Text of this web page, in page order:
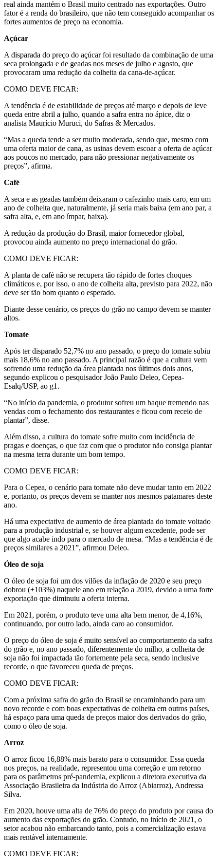
real ainda mantém o Brasil muito centrado nas exportações. Outro
fator é a renda do brasileiro, que não tem conseguido acompanhar os
fortes aumentos de preço na economia.
Açúcar
A disparada do preço do açúcar foi resultado da combinação de uma
seca prolongada e de geadas nos meses de julho e agosto, que
provocaram uma redução da colheita da cana-de-açúcar.
COMO DEVE FICAR:
A tendência é de estabilidade de preços até março e depois de leve
queda entre abril a julho, quando a safra entra no ápice, diz o
analista Maurício Muruci, do Safras & Mercados.
“Mas a queda tende a ser muito moderada, sendo que, mesmo com
uma oferta maior de cana, as usinas devem escoar a oferta de açúcar
aos poucos no mercado, para não pressionar negativamente os
preços”, afirma.
Café
A seca e as geadas também deixaram o cafezinho mais caro, em um
ano de colheita que, naturalmente, já seria mais baixa (em ano par, a
safra alta, e, em ano ímpar, baixa).
A redução da produção do Brasil, maior fornecedor global,
provocou ainda aumento no preço internacional do grão.
COMO DEVE FICAR:
A planta de café não se recupera tão rápido de fortes choques
climáticos e, por isso, o ano de colheita alta, previsto para 2022, não
deve ser tão bom quanto o esperado.
Diante desse cenário, os preços do grão no campo devem se manter
altos.
Tomate
Após ter disparado 52,7% no ano passado, o preço do tomate subiu
mais 18,6% no ano passado. A principal razão é que a cultura vem
sofrendo uma redução da área plantada nos últimos dois anos,
segundo explicou o pesquisador João Paulo Deleo, Cepea-
Esalq/USP, ao g1.
“No início da pandemia, o produtor sofreu um baque tremendo nas
vendas com o fechamento dos restaurantes e ficou com receio de
plantar”, disse.
Além disso, a cultura do tomate sofre muito com incidência de
pragas e doenças, o que faz com que o produtor não consiga plantar
na mesma terra durante um bom tempo.
COMO DEVE FICAR:
Para o Cepea, o cenário para tomate não deve mudar tanto em 2022
e, portanto, os preços devem se manter nos mesmos patamares deste
ano.
Há uma expectativa de aumento de área plantada do tomate voltado
para a produção industrial e, se houver algum excedente, pode ser
que algo acabe indo para o mercado de mesa. “Mas a tendência é de
preços similares a 2021”, afirmou Deleo.
Óleo de soja
O óleo de soja foi um dos vilões da inflação de 2020 e seu preço
dobrou (+103%) naquele ano em relação a 2019, devido a uma forte
exportação que diminuiu a oferta interna.
Em 2021, porém, o produto teve uma alta bem menor, de 4,16%,
continuando, por outro lado, ainda caro ao consumidor.
O preço do óleo de soja é muito sensível ao comportamento da safra
do grão e, no ano passado, diferentemente do milho, a colheita de
soja não foi impactada tão fortemente pela seca, sendo inclusive
recorde, o que favoreceu queda de preços.
COMO DEVE FICAR:
Com a próxima safra do grão do Brasil se encaminhando para um
novo recorde e com boas expectativas de colheita em outros países,
há espaço para uma queda de preços maior dos derivados do grão,
como o óleo de soja.
Arroz
O arroz ficou 16,88% mais barato para o consumidor. Essa queda
nos preços, na realidade, representou uma correção e um retorno
para os parâmetros pré-pandemia, explicou a diretora executiva da
Associação Brasileira da Indústria do Arroz (Abiarroz), Andressa
Silva.
Em 2020, houve uma alta de 76% do preço do produto por causa do
aumento das exportações do grão. Contudo, no início de 2021, o
setor acabou não embarcando tanto, pois a comercialização estava
mais rentável internamente.
COMO DEVE FICAR: